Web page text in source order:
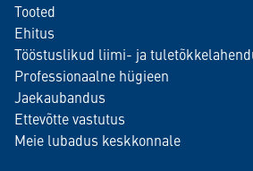
Tooted
Ehitus
Tööstuslikud liimi- ja
Professionaalne hügieen
Jaekaubandus
Ettevõtte vastutus
Meie lubadus keskkonnale